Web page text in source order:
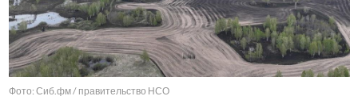
Фото: Сиб.фм / правительство НСО